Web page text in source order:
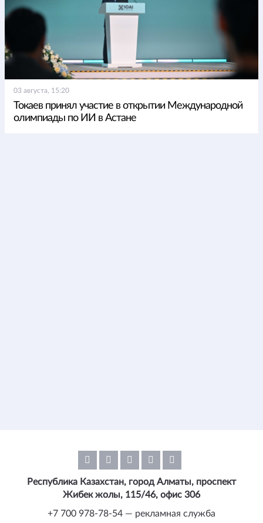
03 августа, 15:20
Токаев принял участие в открытии Международной
олимпиады по ИИ в Астане
Республика Казахстан, город Алматы, проспект
Жибек жолы, 115/46, офис 306
+7 700 978-78-54 — рекламная служба